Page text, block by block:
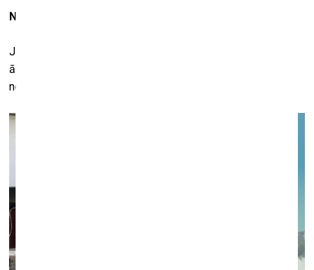
Nu... tu vari pārdot skici.
Jā, bet skice nav ielās, tas nav tāds darbs, kuru tu vari iziet
ārā apskatīties. No šāda viedokļa, tāda skice tev neko
nedod.